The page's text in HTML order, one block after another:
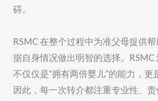
碍。
RSMC 在整个过程中为准父母提供
据自身情况做出明智的选择。RSMC
不仅仅是“拥有两倍婴儿”的能力，更
因此，每一次转介都注重专业性、